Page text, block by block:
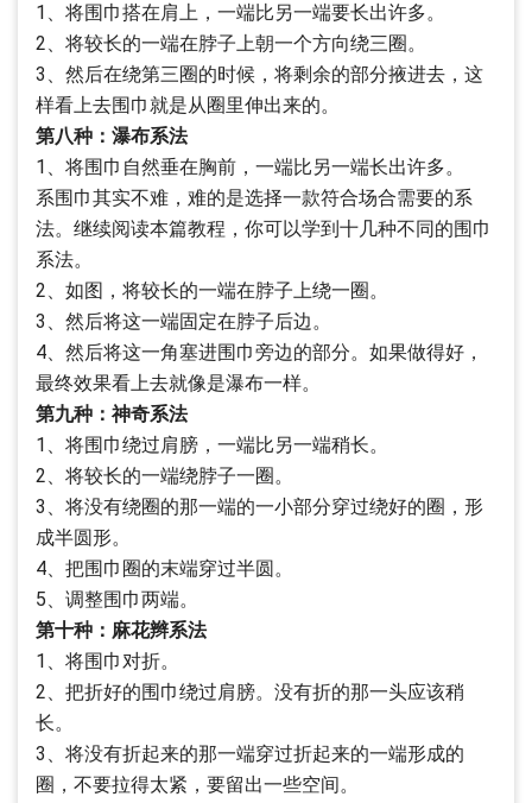
1、将围巾搭在肩上，一端比另一端要长出许多。
2、将较长的一端在脖子上朝一个方向绕三圈。
3、然后在绕第三圈的时候，将剩余的部分掖进去，这
样看上去围巾就是从圈里伸出来的。
第八种：瀑布系法
1、将围巾自然垂在胸前，一端比另一端长出许多。
系围巾其实不难，难的是选择一款符合场合需要的系
法。继续阅读本篇教程，你可以学到十几种不同的围巾
系法。
2、如图，将较长的一端在脖子上绕一圈。
3、然后将这一端固定在脖子后边。
4、然后将这一角塞进围巾旁边的部分。如果做得好，
最终效果看上去就像是瀑布一样。
第九种：神奇系法
1、将围巾绕过肩膀，一端比另一端稍长。
2、将较长的一端绕脖子一圈。
3、将没有绕圈的那一端的一小部分穿过绕好的圈，形
成半圆形。
4、把围巾圈的末端穿过半圆。
5、调整围巾两端。
第十种：麻花辫系法
1、将围巾对折。
2、把折好的围巾绕过肩膀。没有折的那一头应该稍
长。
3、将没有折起来的那一端穿过折起来的一端形成的
圈，不要拉得太紧，要留出一些空间。